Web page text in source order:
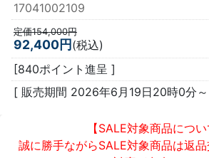
17041002109
定価154,000円
92,400円 (税込)
[840ポイント進呈 ]
[ 販売期間 2026年6月19日20時0分
【SALE対象商品につい
誠に勝手ながらSALE対象商品は返